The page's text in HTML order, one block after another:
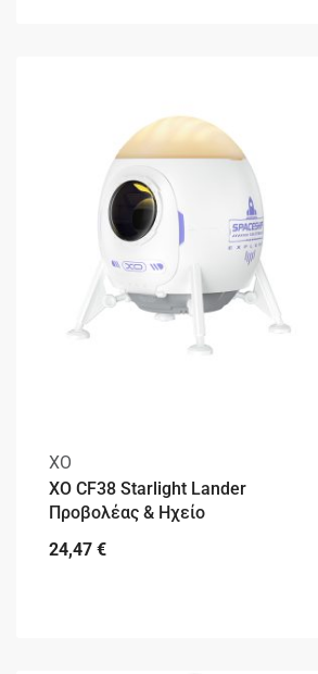
XO
XO CF38 Starlight Lander
Προβολέας & Ηχείο
24,47 €